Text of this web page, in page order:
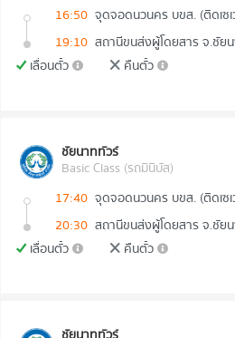
16:50 จุดจอดนวนคร บขส. (ติดเซ
19:10 สถานีขนส่งผู้โดยสาร จ.ชัย
เลื่อนตั๋ว
คืนตั๋ว
ชัยนาททัวร์
Basic Class (รถมินิบัส)
17:40 จุดจอดนวนคร บขส. (ติดเซ
20:30 สถานีขนส่งผู้โดยสาร จ.ชัย
เลื่อนตั๋ว
คืนตั๋ว